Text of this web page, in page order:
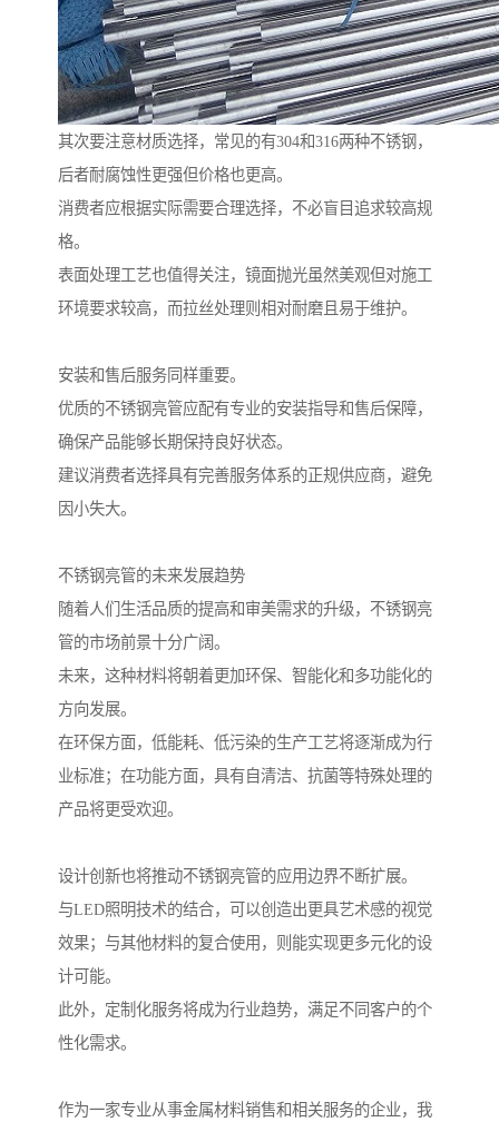
其次要注意材质选择，常见的有304和316两种不锈钢，
后者耐腐蚀性更强但价格也更高。
消费者应根据实际需要合理选择，不必盲目追求较高规
格。
表面处理工艺也值得关注，镜面抛光虽然美观但对施工
环境要求较高，而拉丝处理则相对耐磨且易于维护。
安装和售后服务同样重要。
优质的不锈钢亮管应配有专业的安装指导和售后保障，
确保产品能够长期保持良好状态。
建议消费者选择具有完善服务体系的正规供应商，避免
因小失大。
不锈钢亮管的未来发展趋势
随着人们生活品质的提高和审美需求的升级，不锈钢亮
管的市场前景十分广阔。
未来，这种材料将朝着更加环保、智能化和多功能化的
方向发展。
在环保方面，低能耗、低污染的生产工艺将逐渐成为行
业标准；在功能方面，具有自清洁、抗菌等特殊处理的
产品将更受欢迎。
设计创新也将推动不锈钢亮管的应用边界不断扩展。
与LED照明技术的结合，可以创造出更具艺术感的视觉
效果；与其他材料的复合使用，则能实现更多元化的设
计可能。
此外，定制化服务将成为行业趋势，满足不同客户的个
性化需求。
作为一家专业从事金属材料销售和相关服务的企业，我